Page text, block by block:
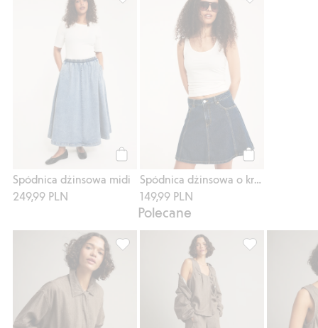
Spódnica dżinsowa midi
249,99 PLN
Spódnica dżinsowa midi, Dodaj do listy
149,99 PLN
Polecane
Kurtka typu bluzon z denimu, Dodaj do
Dżinsowe